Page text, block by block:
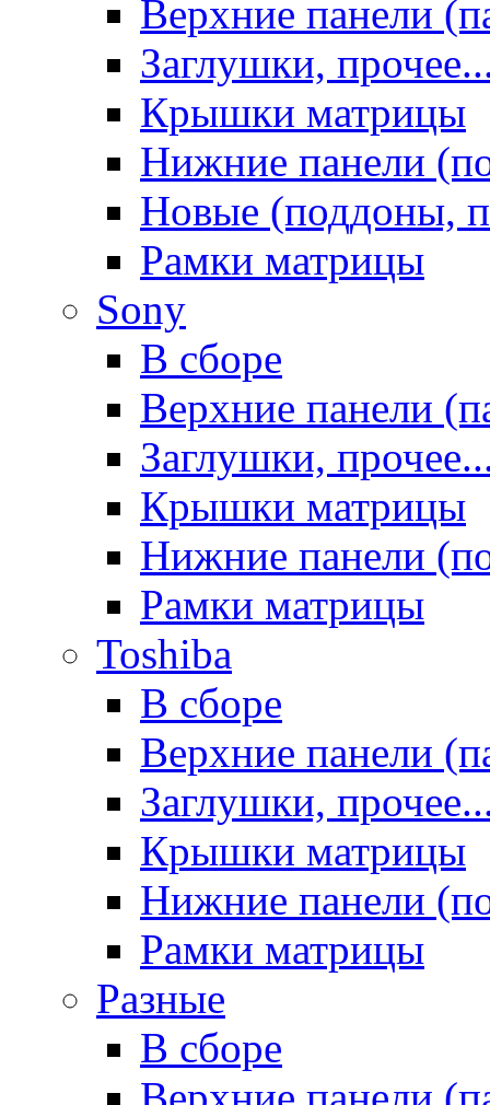
Верхние панели
Заглушки,
Крышки матрицы
Нижние панели
Новые (поддоны,
Рамки матрицы
Sony
В сборе
Верхние панели
Заглушки,
Крышки матрицы
Нижние панели
Рамки матрицы
Toshiba
В сборе
Верхние панели
Заглушки,
Крышки матрицы
Нижние панели
Рамки матрицы
Разные
В сборе